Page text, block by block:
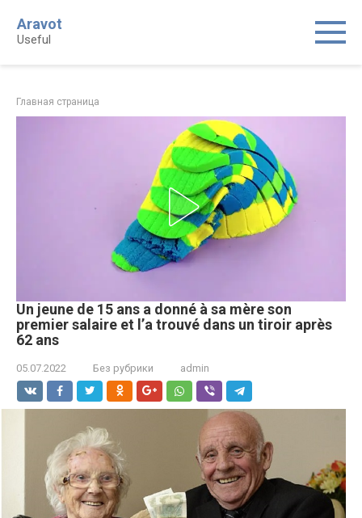
content
Aravot
Useful
Главная страница
Un jeune de 15 ans a donné à sa mère son
premier salaire et l’a trouvé dans un tiroir après
62 ans
05.07.2022 Без рубрики admin